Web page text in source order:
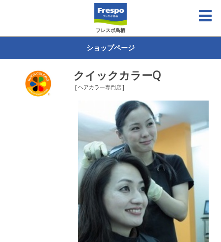
フレスポ鳥栖
ショップページ
クイックカラーQ
[ ヘアカラー専門店 ]